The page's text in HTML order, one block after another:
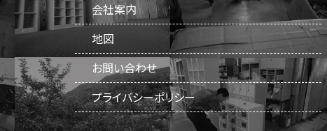
会社案内
地図
お問い合わせ
プライバシーポリシー